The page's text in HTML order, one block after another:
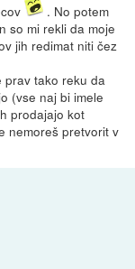
. No potem
so mi rekli da moje
jih redimat niti čez
prav tako reku da
(vse naj bi imele
prodajajo kot
nemoreš pretvorit v